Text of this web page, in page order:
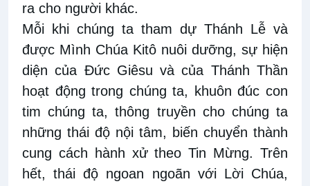
ra cho người khác.
Mỗi khi chúng ta tham dự Thánh Lễ và
được Mình Chúa Kitô nuôi dưỡng, sự hiện
diện của Đức Giêsu và của Thánh Thần
hoạt động trong chúng ta, khuôn đúc con
tim chúng ta, thông truyền cho chúng ta
những thái độ nội tâm, biến chuyển thành
cung cách hành xử theo Tin Mừng. Trên
hết, thái độ ngoan ngoãn với Lời Chúa,